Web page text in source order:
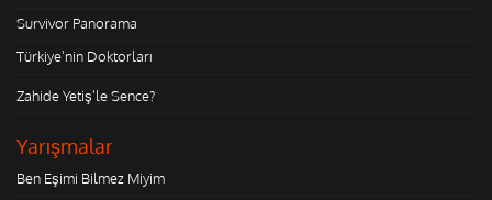
Survivor Panorama
Türkiye'nin Doktorları
Zahide Yetiş'le Sence?
Yarışmalar
Ben Eşimi Bilmez Miyim